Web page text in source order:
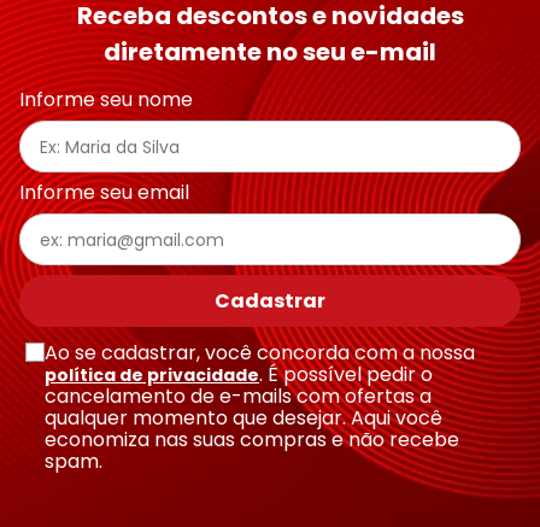
Endereço de email
Escreva uma avaliação
Enviar avaliação
Receba descontos e novidades
diretamente no seu e-mail
Informe seu nome
Informe seu email
Cadastrar
Ao se cadastrar, você concorda com a nossa
política de privacidade. É possível pedir o
cancelamento de e-mails com ofertas a
qualquer momento que desejar. Aqui você
economiza nas suas compras e não recebe
spam.